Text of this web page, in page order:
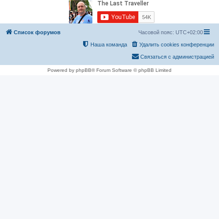
Список форумов Часовой пояс: UTC+02:00
Удалить cookies конференции
Наша команда
Связаться с администрацией
Powered by phpBB® Forum Software © phpBB Limited